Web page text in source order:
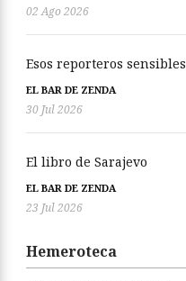
02 Ago 2026
Esos reporteros sensibles
EL BAR DE ZENDA
30 Jul 2026
El libro de Sarajevo
EL BAR DE ZENDA
23 Jul 2026
Hemeroteca